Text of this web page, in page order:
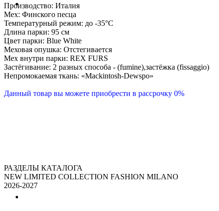
Производство: Италия
Мех: Финского песца
Температурный режим: до -35°С
Длина парки: 95 см
Цвет парки: Blue White
Меховая опушка: Отстегивается
Мех внутри парки: REX FURS
Застёгивание: 2 разных способа - (fumine),застёжка (fissaggio)
Непромокаемая ткань: «Mackintosh-Dewspo»
Данный товар вы можете приобрести в рассрочку 0%
РАЗДЕЛЫ КАТАЛОГА
NEW LIMITED COLLECTION FASHION MILANO
2026-2027